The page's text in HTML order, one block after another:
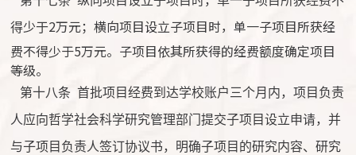
得少于2万元；横向项目设立子项目时，单一子项目所获经
费不得少于5万元。子项目依其所获得的经费额度确定项目
等级。
第十八条 首批项目经费到达学校账户三个月内，项目负责
人应向哲学社会科学研究管理部门提交子项目设立申请，并
与子项目负责人签订协议书，明确子项目的研究内容、研究